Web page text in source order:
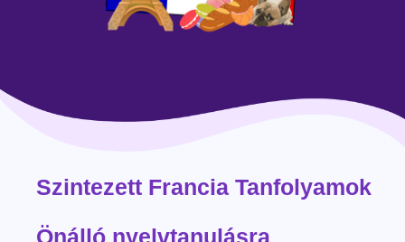
Szintezett Francia Tanfolyamok
Önálló nyelvtanulásra